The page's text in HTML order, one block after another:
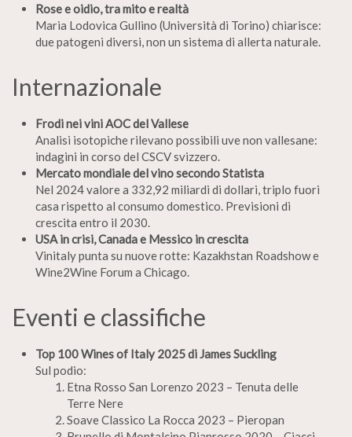
Rose e oidio, tra mito e realtà
Maria Lodovica Gullino (Università di Torino) chiarisce:
due patogeni diversi, non un sistema di allerta naturale.
Internazionale
Frodi nei vini AOC del Vallese
Analisi isotopiche rilevano possibili uve non vallesane:
indagini in corso del CSCV svizzero.
Mercato mondiale del vino secondo Statista
Nel 2024 valore a 332,92 miliardi di dollari, triplo fuori
casa rispetto al consumo domestico. Previsioni di
crescita entro il 2030.
USA in crisi, Canada e Messico in crescita
Vinitaly punta su nuove rotte: Kazakhstan Roadshow e
Wine2Wine Forum a Chicago.
Eventi e classifiche
Top 100 Wines of Italy 2025 di James Suckling
Sul podio:
Etna Rosso San Lorenzo 2023 – Tenuta delle
Terre Nere
Soave Classico La Rocca 2023 – Pieropan